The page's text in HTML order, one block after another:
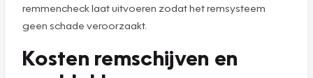
remmencheck laat uitvoeren zodat het remsysteem
geen schade veroorzaakt.
Kosten remschijven en